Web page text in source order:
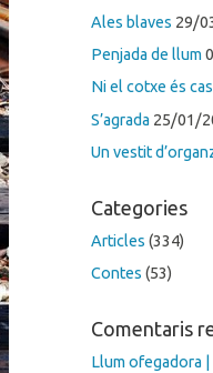
Ales blaves 29/
Penjada de llum
Ni el cotxe és
S’agrada 25/01/
Un vestit
Categories
Articles (334)
Contes (53)
Comentaris
Llum ofegadora |